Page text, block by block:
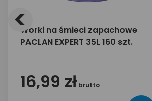
Worki na śmieci zapachowe
PACLAN EXPERT 35L 160 szt.
16,99 zł brutto
<